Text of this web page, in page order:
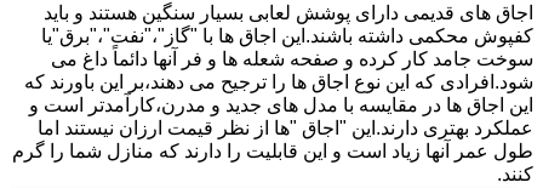
اجاق های قدیمی دارای پوشش لعابی بسیار سنگین هستند و باید
کفپوش محکمی داشته باشند.این اجاق ها با "گاز"،"نفت"،"برق"یا
سوخت جامد کار کرده و صفحه شعله ها و فر آنها دائماً داغ می
شود.افرادی که این نوع اجاق ها را ترجیح می دهند،بر این باورند که
این اجاق ها در مقایسه با مدل های جدید و مدرن،کارآمدتر است و
عملکرد بهتری دارند.این "اجاق "ها از نظر قیمت ارزان نیستند اما
طول عمر آنها زیاد است و این قابلیت را دارند که منازل شما را گرم
کنند.